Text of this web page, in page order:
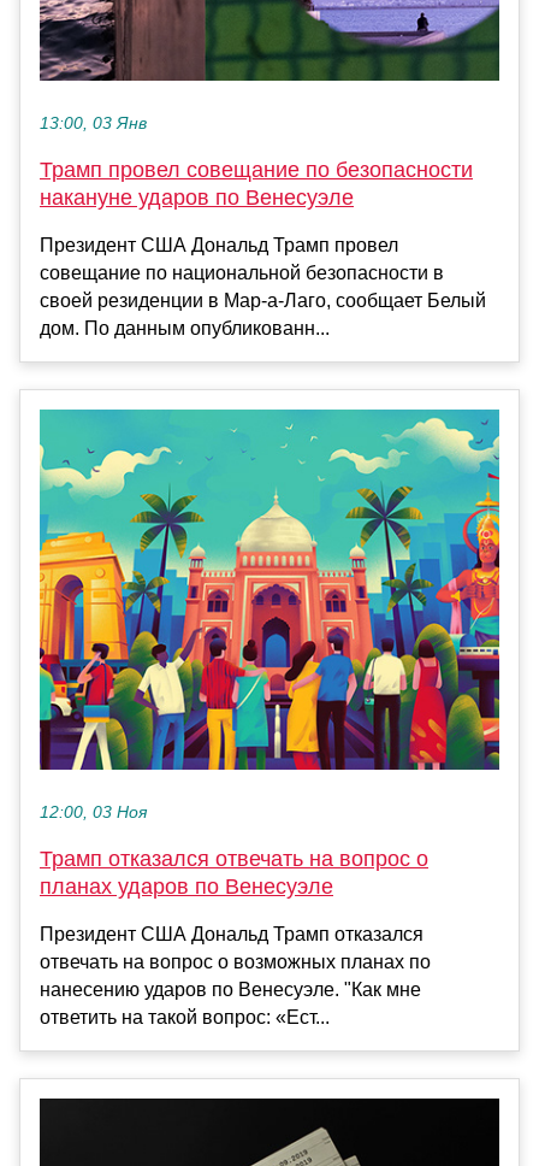
13:00, 03 Янв
Трамп провел совещание по безопасности
накануне ударов по Венесуэле
Президент США Дональд Трамп провел
совещание по национальной безопасности в
своей резиденции в Мар-а-Лаго, сообщает Белый
дом. По данным опубликованн...
12:00, 03 Ноя
Трамп отказался отвечать на вопрос о
планах ударов по Венесуэле
Президент США Дональд Трамп отказался
отвечать на вопрос о возможных планах по
нанесению ударов по Венесуэле. "Как мне
ответить на такой вопрос: «Ест...